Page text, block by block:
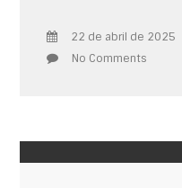
22 de abril de 2025
No Comments